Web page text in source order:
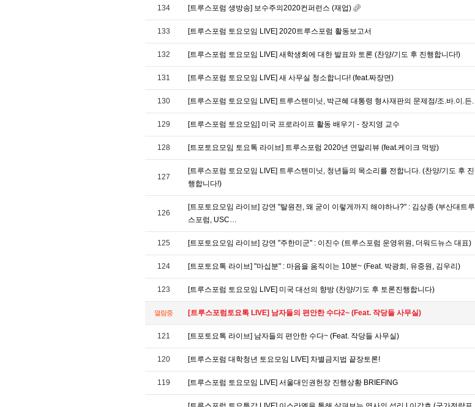
134 [트루스포럼 생방송] 보수주의2020컨퍼런스 (재업)
133 [트루스포럼 토요모임 LIVE] 2020트루스포럼 활동보고서
132 [트루스포럼 토요모임 LIVE] 새학생회에 대한 발표와 토론 (찬양/기도 후 진행합니다!)
131 [트루스포럼 토요모임 LIVE] 새 사무실 청소합니다! (feat.짜장면)
130 [트루스포럼 토요모임 LIVE] 트루스텐미닛, 박근혜 대통령 형사재판의 문제점/조.바.이.든.
129 [트루스포럼 토요모임] 미국 프로라이프 활동 배우기 - 장지영 교수
128 [트포토요모임 토요톡 라이브] 트루스포럼 2020년 연말리뷰 (feat.케이크 먹방)
127
[트루스포럼 토요모임 LIVE] 트루스텐미닛, 청년들의 목소리를 전합니다. (찬양/기도 후 진
행합니다!)
126
[트포토요모임 라이브] 강연 "탈원전, 왜 굳이 이렇게까지 해야하나?" : 김상종 (부산대트루
스포럼, USC…
125 [트포토요모임 라이브] 강연 "주한미군" : 이진수 (트루스포럼 운영위원, 더워드뉴스 대표)
124 [트포토요톡 라이브] "마십분" : 마음을 움직이는 10분~ (Feat. 박광희, 유중원, 김우리)
123 [트루스포럼 토요모임 LIVE] 미국 대선의 향방 (찬양/기도 후 토론진행합니다)
열람중 [트루스포럼토요톡 LIVE] 남자들의 편안한 수다2~ (Feat. 작당들 사무실)
121 [트포토요톡 라이브] 남자들의 편안한 수다~ (Feat. 작당들 사무실)
120 [트루스포럼 대학청년 토요모임 LIVE] 차별금지법 끝장토론!
119 [트루스포럼 토요모임 LIVE] 서울대인권헌장 진행상황 BRIEFING